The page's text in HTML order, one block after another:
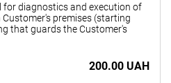
for diagnostics and execution of
premises (starting
that guards the Customer's
200.00 UAH